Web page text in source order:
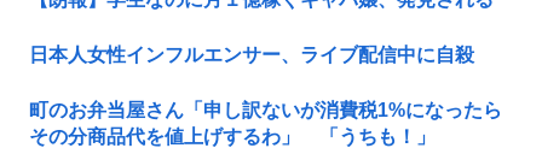
日本人女性インフルエンサー、ライブ配信中に自殺
町のお弁当屋さん「申し訳ないが消費税1%になったら
その分商品代を値上げするわ」 「うちも！」